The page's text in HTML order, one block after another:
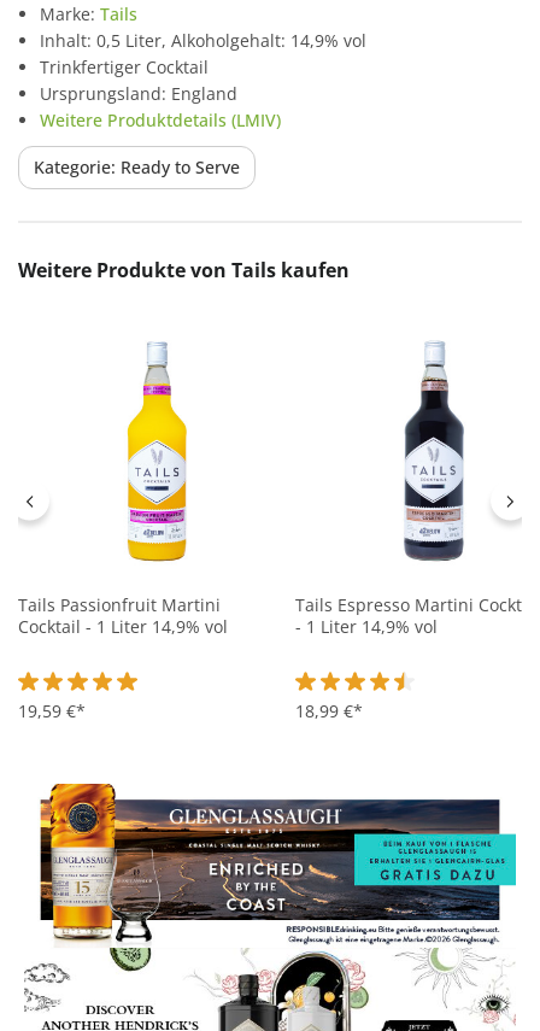
Marke: Tails
Inhalt: 0,5 Liter, Alkoholgehalt: 14,9% vol
Trinkfertiger Cocktail
Ursprungsland: England
Weitere Produktdetails (LMIV)
Kategorie: Ready to Serve
Produktgalerie überspringen
Weitere Produkte von Tails kaufen
Tails Passionfruit Martini
Cocktail - 1 Liter 14,9% vol
Durchschnittliche Bewertung von 5 von 5 Sternen
19,59 €*
Tails Espresso Martini Cocktail
- 1 Liter 14,9% vol
Durchschnittliche
18,99 €*